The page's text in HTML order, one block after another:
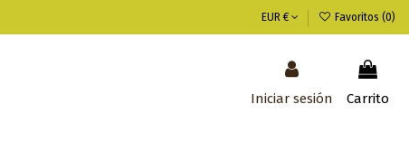
EUR € Favoritos (0)
Iniciar sesión Carrito